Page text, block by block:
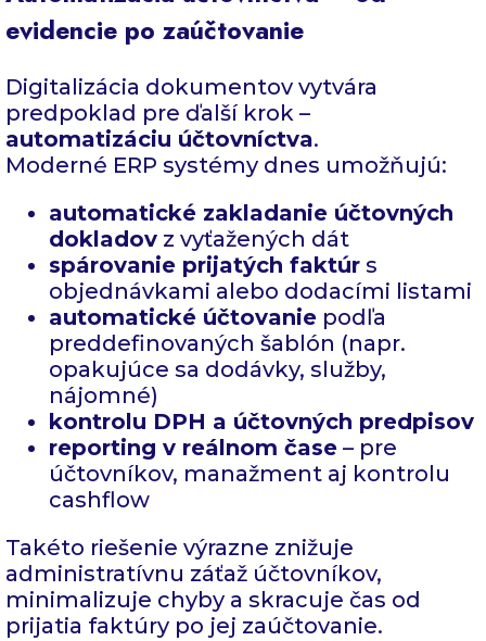
evidencie po zaúčtovanie
Digitalizácia dokumentov vytvára
predpoklad pre ďalší krok –
automatizáciu účtovníctva.
Moderné ERP systémy dnes umožňujú:
automatické zakladanie účtovných
dokladov z vyťažených dát
spárovanie prijatých faktúr s
objednávkami alebo dodacími listami
automatické účtovanie podľa
preddefinovaných šablón (napr.
opakujúce sa dodávky, služby,
nájomné)
kontrolu DPH a účtovných predpisov
reporting v reálnom čase – pre
účtovníkov, manažment aj kontrolu
cashflow
Takéto riešenie výrazne znižuje
administratívnu záťaž účtovníkov,
minimalizuje chyby a skracuje čas od
prijatia faktúry po jej zaúčtovanie.